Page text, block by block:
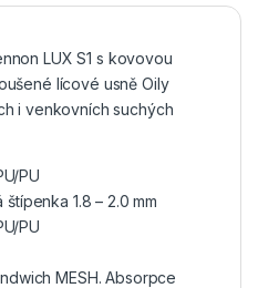
LUX S1 s kovovou
lícové usně Oily
i venkovních suchých
PU
1.8 – 2.0 mm
PU
MESH. Absorpce